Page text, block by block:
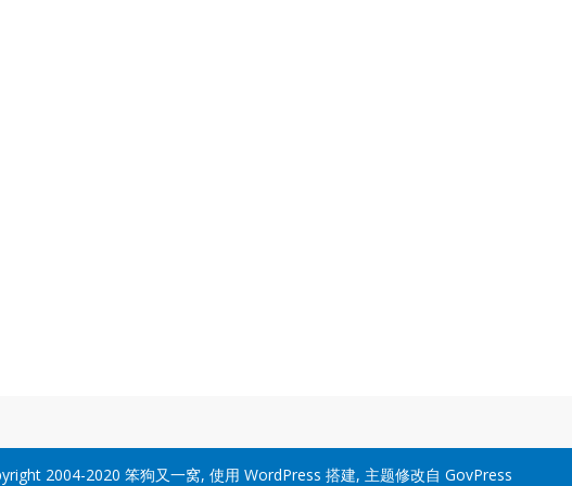
2004-2020 笨狗又一窝, 使用 WordPress 搭建, 主题修改自 GovPress